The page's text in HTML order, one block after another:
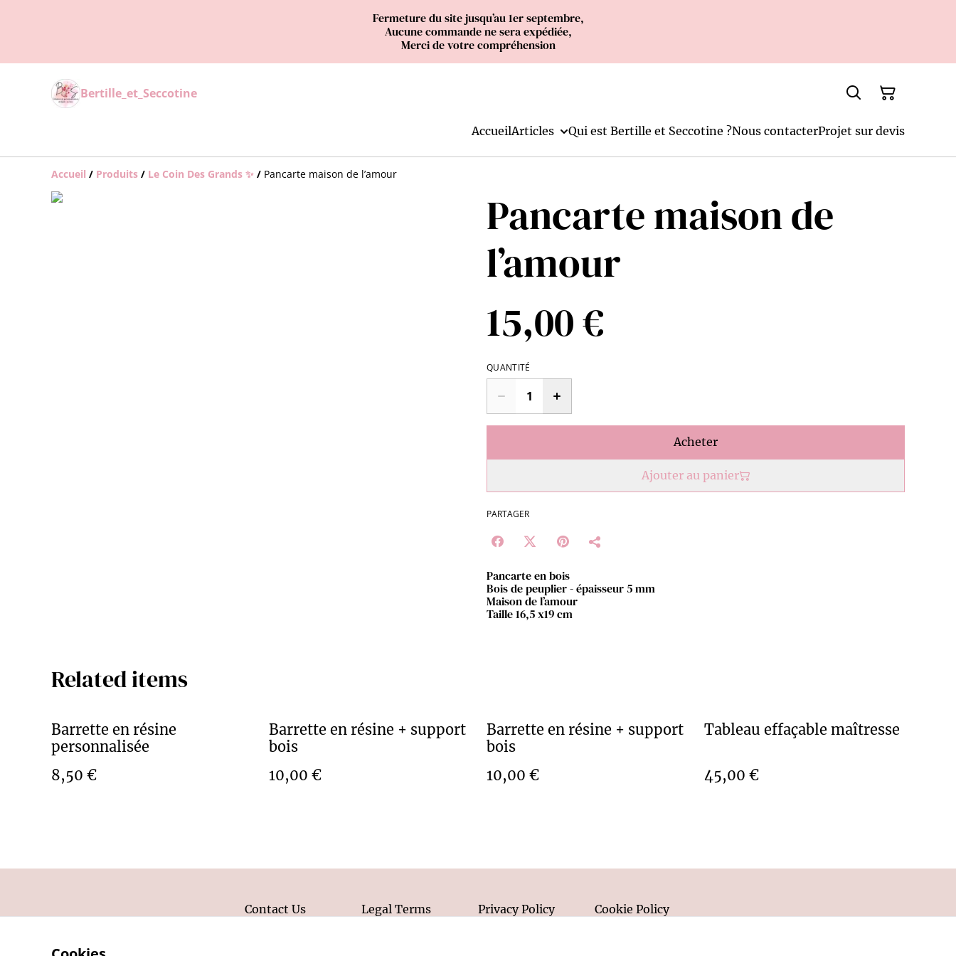
Fermeture du site jusqu’au 1er septembre,
Aucune commande ne sera expédiée,
Merci de votre compréhension
Bertille_et_Seccotine
AccueilArticles Qui est Bertille et Seccotine ?Nous contacterProjet sur devis
Accueil / Produits / Le Coin Des Grands ✨ / Pancarte maison de l’amour
Pancarte maison de
l’amour
15,00 €
QUANTITÉ
Acheter
Ajouter au panier
PARTAGER
Pancarte en bois
Bois de peuplier - épaisseur 5 mm
Maison de l’amour
Taille 16,5 x19 cm
Related items
Barrette en résine
personnalisée
8,50 €
Barrette en résine + support
bois
10,00 €
Barrette en résine + support
bois
10,00 €
Tableau effaçable maîtresse
45,00 €
Contact Us Legal Terms Privacy Policy Cookie Policy